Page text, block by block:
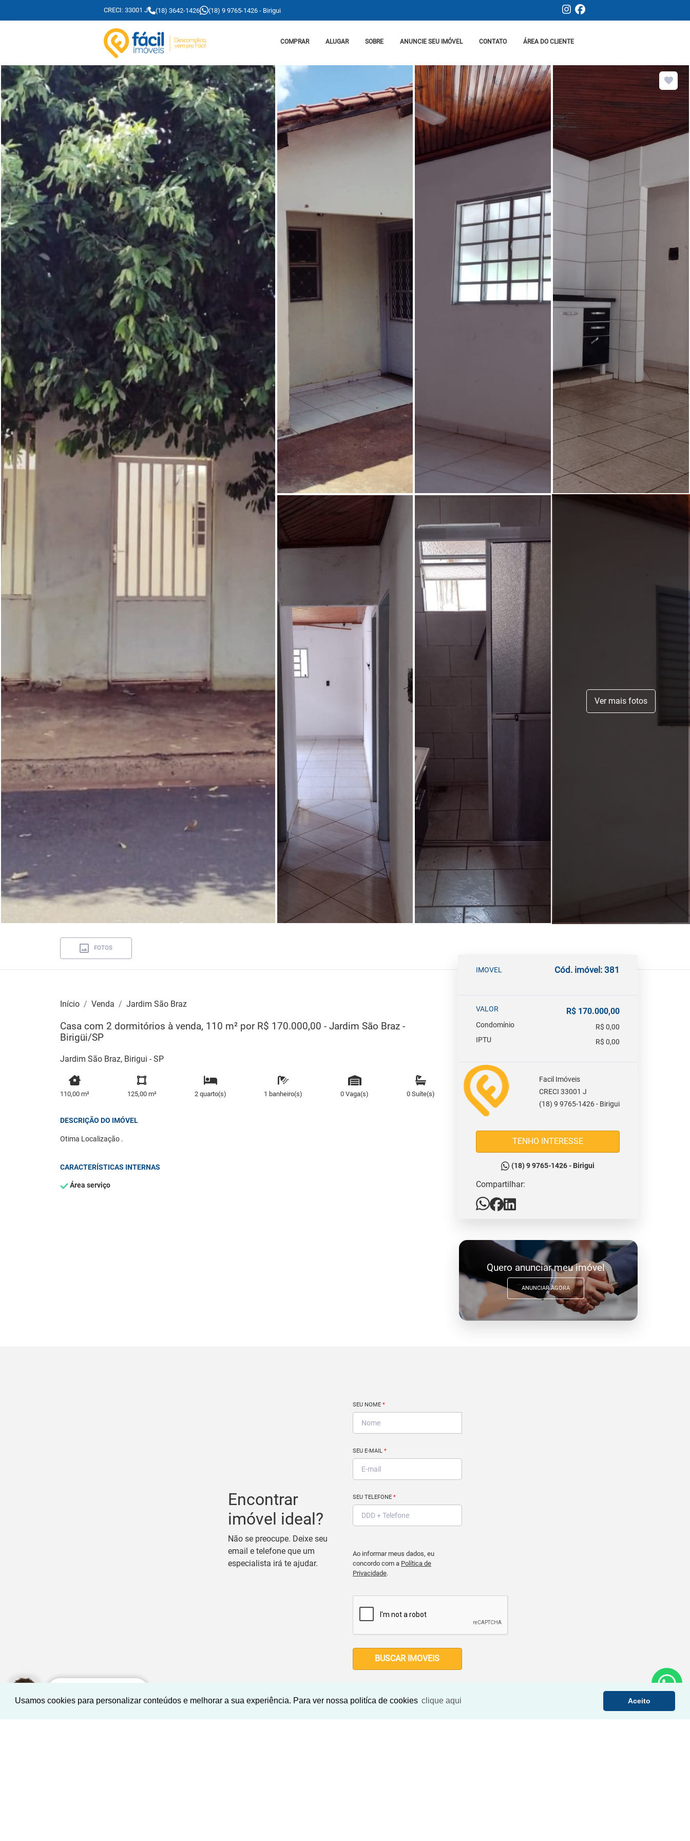
Usamos cookies para personalizar conteúdos e melhorar a sua experiência. Para ver nossa politíca de cookies clique aqui Aceito
CRECI: 33001 J (18) 3642-1426 (18) 9 9765-1426 - Birigui
COMPRAR ALUGAR SOBRE ANUNCIE SEU IMÓVEL CONTATO ÁREA DO CLIENTE
Ver mais fotos
FOTOS
Início Venda Jardim São Braz
Casa com 2 dormitórios à venda, 110 m² por R$ 170.000,00 - Jardim São Braz -
Birigüi/SP
Jardim São Braz, Birigui - SP
110,00 m² 125,00 m² 2 quarto(s) 1 banheiro(s) 0 Vaga(s) 0 Suíte(s)
DESCRIÇÃO DO IMÓVEL
Otima Localização .
CARACTERÍSTICAS INTERNAS
Área serviço
IMOVEL Cód. imóvel: 381
VALOR R$ 170.000,00
Condomínio
R$ 0,00
IPTU
R$ 0,00
Facil Imóveis
CRECI 33001 J
(18) 9 9765-1426 - Birigui
TENHO INTERESSE
(18) 9 9765-1426 - Birigui
Compartilhar:
Quero anunciar meu imóvel
ANUNCIAR AGORA
Encontrar
imóvel ideal?
Não se preocupe. Deixe seu
email e telefone que um
especialista irá te ajudar.
SEU NOME *
SEU E-MAIL *
SEU TELEFONE *
Ao informar meus dados, eu
concordo com a Política de
Privacidade.
BUSCAR IMOVEIS